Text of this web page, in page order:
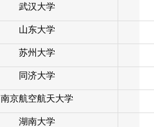
武汉大学
山东大学
苏州大学
同济大学
南京航空航天大学
湖南大学